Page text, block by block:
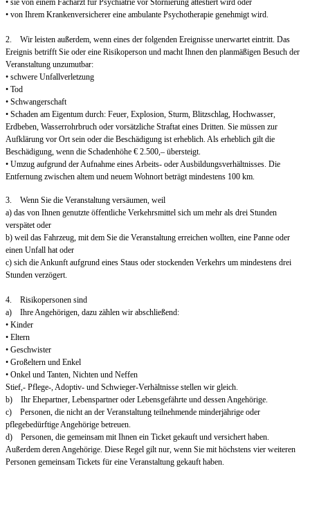
• sie von einem Facharzt für Psychiatrie vor Stornierung attestiert wird oder
• von Ihrem Krankenversicherer eine ambulante Psychotherapie genehmigt wird.
2. Wir leisten außerdem, wenn eines der folgenden Ereignisse unerwartet eintritt. Das
Ereignis betrifft Sie oder eine Risikoperson und macht Ihnen den planmäßigen Besuch der
Veranstaltung unzumutbar:
• schwere Unfallverletzung
• Tod
• Schwangerschaft
• Schaden am Eigentum durch: Feuer, Explosion, Sturm, Blitzschlag, Hochwasser,
Erdbeben, Wasserrohrbruch oder vorsätzliche Straftat eines Dritten. Sie müssen zur
Aufklärung vor Ort sein oder die Beschädigung ist erheblich. Als erheblich gilt die
Beschädigung, wenn die Schadenhöhe € 2.500,– übersteigt.
• Umzug aufgrund der Aufnahme eines Arbeits- oder Ausbildungsverhältnisses. Die
Entfernung zwischen altem und neuem Wohnort beträgt mindestens 100 km.
3. Wenn Sie die Veranstaltung versäumen, weil
a) das von Ihnen genutzte öffentliche Verkehrsmittel sich um mehr als drei Stunden
verspätet oder
b) weil das Fahrzeug, mit dem Sie die Veranstaltung erreichen wollten, eine Panne oder
einen Unfall hat oder
c) sich die Ankunft aufgrund eines Staus oder stockenden Verkehrs um mindestens drei
Stunden verzögert.
4. Risikopersonen sind
a) Ihre Angehörigen, dazu zählen wir abschließend:
• Kinder
• Eltern
• Geschwister
• Großeltern und Enkel
• Onkel und Tanten, Nichten und Neffen
Stief,- Pflege-, Adoptiv- und Schwieger-Verhältnisse stellen wir gleich.
b) Ihr Ehepartner, Lebenspartner oder Lebensgefährte und dessen Angehörige.
c) Personen, die nicht an der Veranstaltung teilnehmende minderjährige oder
pflegebedürftige Angehörige betreuen.
d) Personen, die gemeinsam mit Ihnen ein Ticket gekauft und versichert haben.
Außerdem deren Angehörige. Diese Regel gilt nur, wenn Sie mit höchstens vier weiteren
Personen gemeinsam Tickets für eine Veranstaltung gekauft haben.